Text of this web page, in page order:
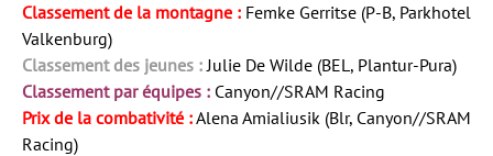
Classement de la montagne : Femke Gerritse (P-B, Parkhotel
Valkenburg)
Classement des jeunes : Julie De Wilde (BEL, Plantur-Pura)
Classement par équipes : Canyon//SRAM Racing
Prix de la combativité :Alena Amialiusik (Blr, Canyon//SRAM
Racing)